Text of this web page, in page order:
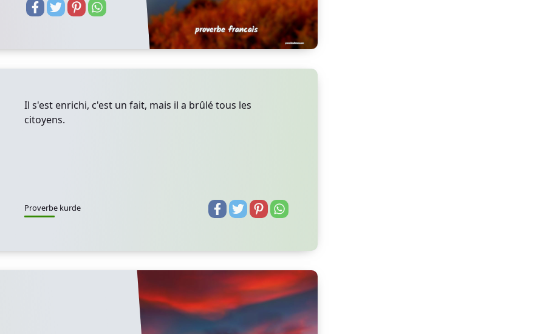
Il s'est enrichi, c'est un fait, mais il a brûlé tous les
citoyens.
Proverbe kurde